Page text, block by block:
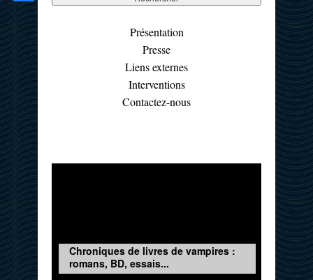
Présentation
Presse
Liens externes
Interventions
Contactez-nous
Chroniques de livres de vampires :
romans, BD, essais...
Bluesky